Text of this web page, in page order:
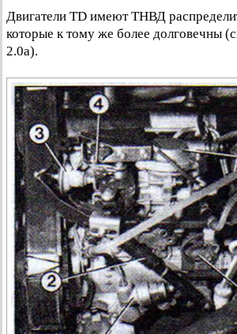
Двигатели TD имеют ТНВД
которые к тому же более долговечны
2.0а).